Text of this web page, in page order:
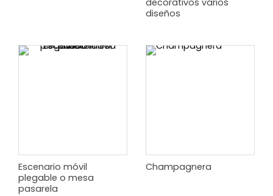
decorativos varios
diseños
Escenario móvil
plegable o mesa
pasarela
Champagnera